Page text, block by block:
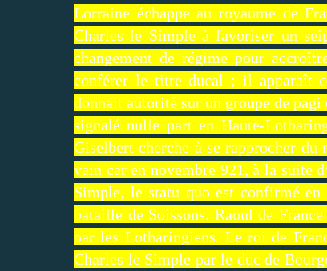
Lorraine échappe au royaume de
Charles le Simple à favoriser un
changement de régime pour
conférer le titre ducal ; il apparaît
donnait autorité sur un groupe de
signalé nulle part en Haute-
Giselbert cherche à se rapprocher
vain car en novembre 921, à la suite
Simple, le statu quo est confirmé
bataille de Soissons. Raoul de
par les Lotharingiens. Le roi de
Charles le Simple par le duc de